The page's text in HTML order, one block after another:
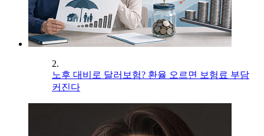
2.
노후 대비로 달러보험? 환율 오르면 보험료 부담
커진다